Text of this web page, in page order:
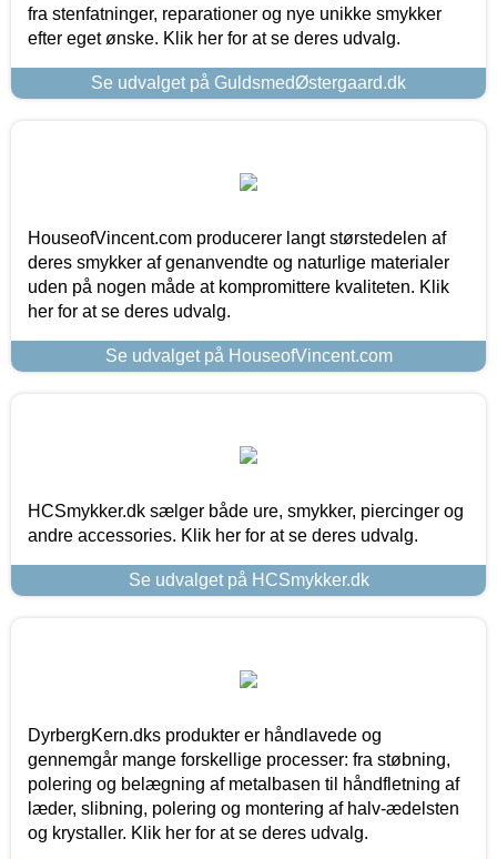
fra stenfatninger, reparationer og nye unikke smykker
efter eget ønske. Klik her for at se deres udvalg.
Se udvalget på GuldsmedØstergaard.dk
HouseofVincent.com producerer langt størstedelen af
deres smykker af genanvendte og naturlige materialer
uden på nogen måde at kompromittere kvaliteten. Klik
her for at se deres udvalg.
Se udvalget på HouseofVincent.com
HCSmykker.dk sælger både ure, smykker, piercinger og
andre accessories. Klik her for at se deres udvalg.
Se udvalget på HCSmykker.dk
DyrbergKern.dks produkter er håndlavede og
gennemgår mange forskellige processer: fra støbning,
polering og belægning af metalbasen til håndfletning af
læder, slibning, polering og montering af halv-ædelsten
og krystaller. Klik her for at se deres udvalg.